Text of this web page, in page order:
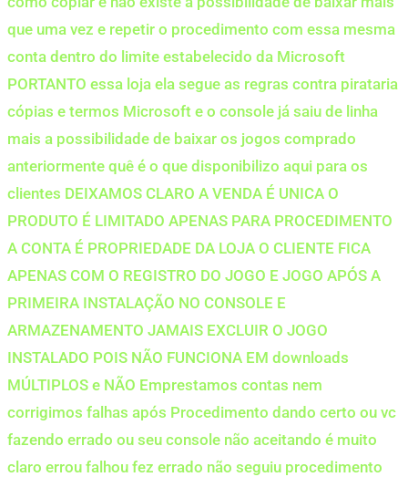
que uma vez e repetir o procedimento com essa mesma
conta dentro do limite estabelecido da Microsoft
PORTANTO essa loja ela segue as regras contra pirataria
cópias e termos Microsoft e o console já saiu de linha
mais a possibilidade de baixar os jogos comprado
anteriormente quê é o que disponibilizo aqui para os
clientes DEIXAMOS CLARO A VENDA É UNICA O
PRODUTO É LIMITADO APENAS PARA PROCEDIMENTO
A CONTA É PROPRIEDADE DA LOJA O CLIENTE FICA
APENAS COM O REGISTRO DO JOGO E JOGO APÓS A
PRIMEIRA INSTALAÇÃO NO CONSOLE E
ARMAZENAMENTO JAMAIS EXCLUIR O JOGO
INSTALADO POIS NÃO FUNCIONA EM downloads
MÚLTIPLOS e NÃO Emprestamos contas nem
corrigimos falhas após Procedimento dando certo ou vc
fazendo errado ou seu console não aceitando é muito
claro errou falhou fez errado não seguiu procedimento